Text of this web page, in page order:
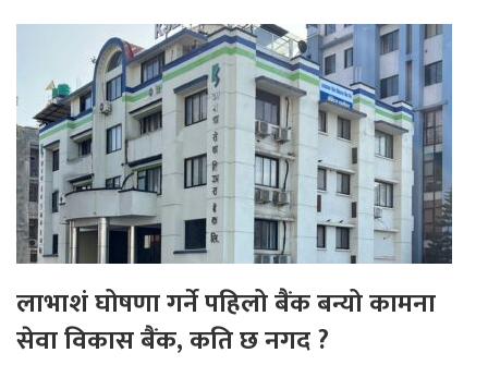
लाभाशं घोषणा गर्ने पहिलो बैंक बन्यो कामना
सेवा विकास बैंक, कति छ नगद ?